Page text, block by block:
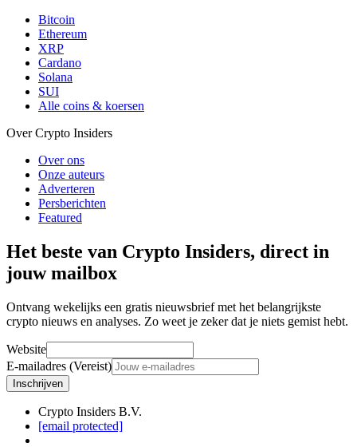
Bitcoin
Ethereum
XRP
Cardano
Solana
SUI
Alle coins & koersen
Over Crypto Insiders
Over ons
Onze auteurs
Adverteren
Persberichten
Featured
Het beste van Crypto Insiders, direct in
jouw mailbox
Ontvang wekelijks een gratis nieuwsbrief met het belangrijkste
crypto nieuws en analyses. Zo weet je zeker dat je niets gemist hebt.
Website
E-mailadres (Vereist)
Inschrijven
Crypto Insiders B.V.
[email protected]